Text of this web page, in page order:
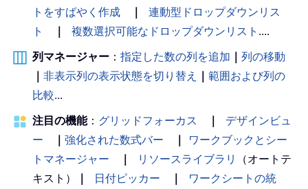
トをすばやく作成
｜
連動型ドロップダウンリス
ト
｜ 複数選択可能なドロップダウンリスト ....
列マネージャー ： 指定した数の列を追加 ｜ 列の移動
｜ 非表示列の表示状態を切り替え ｜ 範囲および列の
比較...
注目の機能： グリッドフォーカス ｜
デザインビュ
ー
｜ 強化された数式バー ｜
ワークブックとシー
トマネージャー
｜ リソースライブラリ
（オートテ
キスト）
｜ 日付ピッカー ｜
ワークシートの統